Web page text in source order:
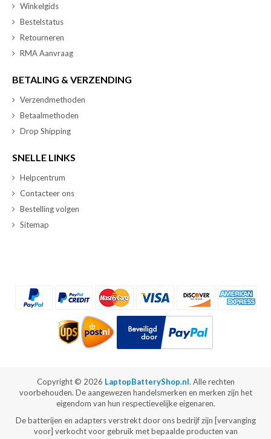
Winkelgids
Bestelstatus
Retourneren
RMA Aanvraag
BETALING & VERZENDING
Verzendmethoden
Betaalmethoden
Drop Shipping
SNELLE LINKS
Helpcentrum
Contacteer ons
Bestelling volgen
Sitemap
Copyright © 2026 LaptopBatteryShop.nl. Alle rechten
voorbehouden. De aangewezen handelsmerken en merken zijn het
eigendom van hun respectievelijke eigenaren.
De batterijen en adapters verstrekt door ons bedrijf zijn [vervanging
voor] verkocht voor gebruik met bepaalde producten van